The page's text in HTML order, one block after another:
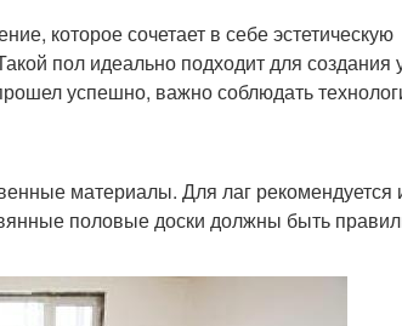
которое сочетает в себе эстетическую
пол идеально подходит для
успешно, важно соблюдать
материалы. Для лаг рекомендуется
половые доски должны быть